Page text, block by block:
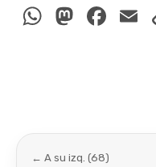
← A su izq. (68)